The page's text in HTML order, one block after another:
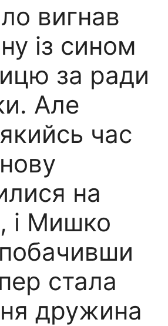
вигнав
із сином
за ради
Але
час
на
і Мишко
стала
дружина